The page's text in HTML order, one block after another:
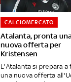
Atalanta, pronta
nuova offerta per
Kristensen
CALCIOMERCATO
L'Atalanta si prepara a
una nuova offerta